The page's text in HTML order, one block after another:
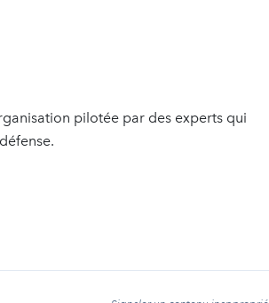
pilotée par des experts qui